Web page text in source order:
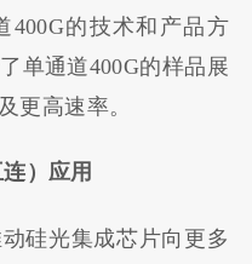
400G的技术和产品方
单通道400G的样品展
更高速率。
）应用
硅光集成芯片向更多